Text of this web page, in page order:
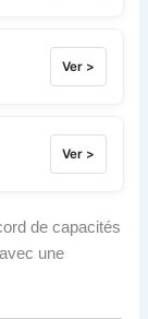
Ver >
Ver >
de capacités
une